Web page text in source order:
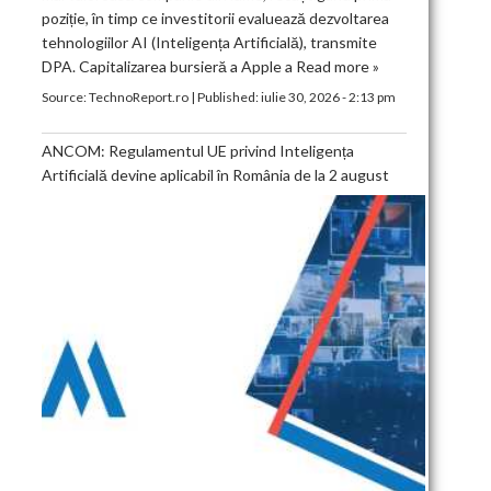
poziție, în timp ce investitorii evaluează dezvoltarea
tehnologiilor AI (Inteligența Artificială), transmite
DPA. Capitalizarea bursieră a Apple a Read more »
Source:TechnoReport.ro| Published:iulie 30, 2026 - 2:13 pm
ANCOM: Regulamentul UE privind Inteligența
Artificială devine aplicabil în România de la 2 august